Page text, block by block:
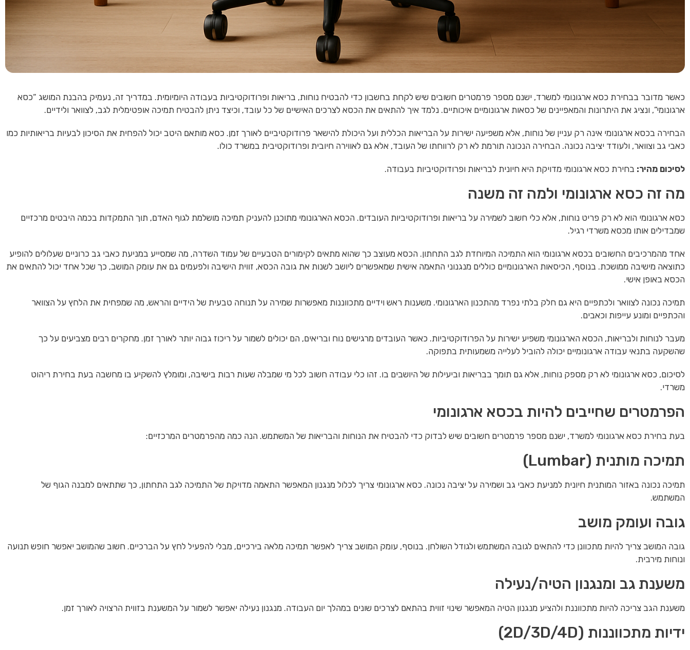
כאשר מדובר בבחירת כסא ארגונומי למשרד, ישנם מספר פרמטרים חשובים שיש לקחת בחשבון כדי להבטיח נוחות, בריאות ופרודוקטיביות בעבודה היומיומית. במדריך זה, נעמיק בהבנת המושג “כסא
ארגונומי”, ונציג את היתרונות והמאפיינים של כסאות ארגונומיים איכותיים. נלמד איך להתאים את הכסא לצרכים האישיים של כל עובד, וכיצד ניתן להבטיח תמיכה אופטימלית לגב, לצוואר ולידיים.
הבחירה בכסא ארגונומי אינה רק עניין של נוחות, אלא משפיעה ישירות על הבריאות הכללית ועל היכולת להישאר פרודוקטיביים לאורך זמן. כסא מותאם היטב יכול להפחית את הסיכון לבעיות בריאותיות כמו
כאבי גב וצוואר, ולעודד יציבה נכונה. הבחירה הנכונה תורמת לא רק לרווחתו של העובד, אלא גם לאווירה חיובית ופרודוקטיבית במשרד כולו.
לסיכום מהיר: בחירת כסא ארגונומי מדויקת היא חיונית לבריאות ופרודוקטיביות בעבודה.
מה זה כסא ארגונומי ולמה זה משנה
כסא ארגונומי הוא לא רק פריט נוחות, אלא כלי חשוב לשמירה על בריאות ופרודוקטיביות העובדים. הכסא הארגונומי מתוכנן להעניק תמיכה מושלמת לגוף האדם, תוך התמקדות בכמה היבטים מרכזיים
שמבדילים אותו מכסא משרדי רגיל.
אחד מהמרכיבים החשובים בכסא ארגונומי הוא התמיכה המיוחדת לגב התחתון. הכסא מעוצב כך שהוא מתאים לקימורים הטבעיים של עמוד השדרה, מה שמסייע במניעת כאבי גב כרוניים שעלולים להופיע
כתוצאה מישיבה ממושכת. בנוסף, הכיסאות הארגונומיים כוללים מנגנוני התאמה אישית שמאפשרים ליושב לשנות את גובה הכסא, זווית הישיבה ולפעמים גם את עומק המושב, כך שכל אחד יכול להתאים את
הכסא באופן אישי.
תמיכה נכונה לצוואר ולכתפיים היא גם חלק בלתי נפרד מהתכנון הארגונומי. משענות ראש וידיים מתכווננות מאפשרות שמירה על תנוחה טבעית של הידיים והראש, מה שמפחית את הלחץ על הצוואר
והכתפיים ומונע עייפות וכאבים.
מעבר לנוחות ולבריאות, הכסא הארגונומי משפיע ישירות על הפרודוקטיביות. כאשר העובדים מרגישים נוח ובריאים, הם יכולים לשמור על ריכוז גבוה יותר לאורך זמן. מחקרים רבים מצביעים על כך
שהשקעה בתנאי עבודה ארגונומיים יכולה להוביל לעלייה משמעותית בתפוקה.
לסיכום, כסא ארגונומי לא רק מספק נוחות, אלא גם תומך בבריאות וביעילות של היושבים בו. זהו כלי עבודה חשוב לכל מי שמבלה שעות רבות בישיבה, ומומלץ להשקיע בו מחשבה בעת בחירת ריהוט
משרדי.
הפרמטרים שחייבים להיות בכסא ארגונומי
בעת בחירת כסא ארגונומי למשרד, ישנם מספר פרמטרים חשובים שיש לבדוק כדי להבטיח את הנוחות והבריאות של המשתמש. הנה כמה מהפרמטרים המרכזיים:
תמיכה מותנית (Lumbar)
תמיכה נכונה באזור המותנית חיונית למניעת כאבי גב ושמירה על יציבה נכונה. כסא ארגונומי צריך לכלול מנגנון המאפשר התאמה מדויקת של התמיכה לגב התחתון, כך שתתאים למבנה הגוף של
המשתמש.
גובה ועומק מושב
גובה המושב צריך להיות מתכוונן כדי להתאים לגובה המשתמש ולגודל השולחן. בנוסף, עומק המושב צריך לאפשר תמיכה מלאה בירכיים, מבלי להפעיל לחץ על הברכיים. חשוב שהמושב יאפשר חופש תנועה
ונוחות מירבית.
משענת גב ומנגנון הטיה/נעילה
משענת הגב צריכה להיות מתכווננת ולהציע מנגנון הטיה המאפשר שינוי זווית בהתאם לצרכים שונים במהלך יום העבודה. מנגנון נעילה יאפשר לשמור על המשענת בזווית הרצויה לאורך זמן.
ידיות מתכווננות (2D/3D/4D)